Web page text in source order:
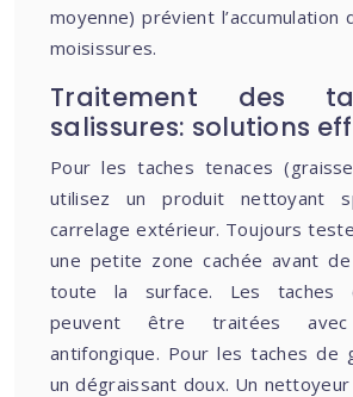
moyenne) prévient
moisissures.
Traitement des
salissures: solutions
Pour les taches tenaces
utilisez un produit nettoyant
carrelage extérieur. Toujours
une petite zone cachée avant de
toute la surface. Les taches
peuvent être traitées
antifongique. Pour les taches de
un dégraissant doux. Un